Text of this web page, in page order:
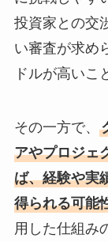
投資家との交
い審査が求め
ドルが高いこ
その一方で、
アやプロジェ
ば、経験や実
得られる可能
用した仕組み